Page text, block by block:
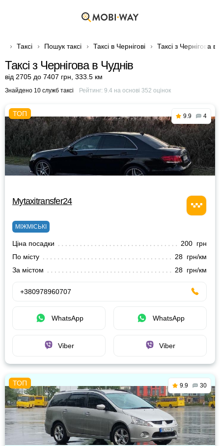
Таксі Пошук таксі Таксі в Чернігові Таксі з Чернігова в
Таксі з Чернігова в Чуднів
від 2705 до 7407 грн 333.5 км
Знайдено 10 служб таксі Рейтинг: 9.4на основі 352 оцінок
9.9 4
Mytaxitransfer24
МІЖМІСЬКІ
Ціна посадки
200 грн
По місту
28 грн/км
За містом
28 грн/км
+380978960707
WhatsApp WhatsApp
Viber Viber
9.9 30